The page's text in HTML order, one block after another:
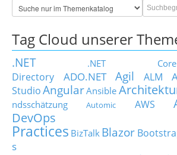
Tag Cloud unserer
.NET .NET Core
Directory
ADO.NET Agil ALM
StudioAngularAnsible
ndsschätzung
Automic AWS
DevOps
Practices BizTalk Blazor
s